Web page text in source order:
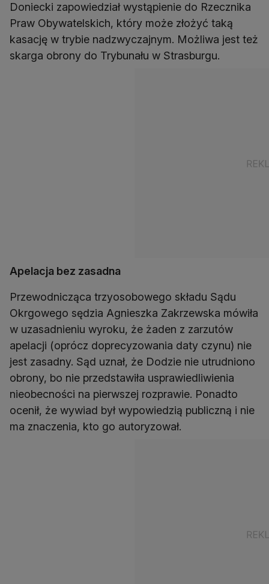
Doniecki zapowiedział wystąpienie do Rzecznika
Praw Obywatelskich, który może złożyć taką
kasację w trybie nadzwyczajnym. Możliwa jest też
skarga obrony do Trybunału w Strasburgu.
Apelacja bez zasadna
Przewodnicząca trzyosobowego składu Sądu
Okrgowego sędzia Agnieszka Zakrzewska mówiła
w uzasadnieniu wyroku, że żaden z zarzutów
apelacji (oprócz doprecyzowania daty czynu) nie
jest zasadny. Sąd uznał, że Dodzie nie utrudniono
obrony, bo nie przedstawiła usprawiedliwienia
nieobecności na pierwszej rozprawie. Ponadto
ocenił, że wywiad był wypowiedzią publiczną i nie
ma znaczenia, kto go autoryzował.